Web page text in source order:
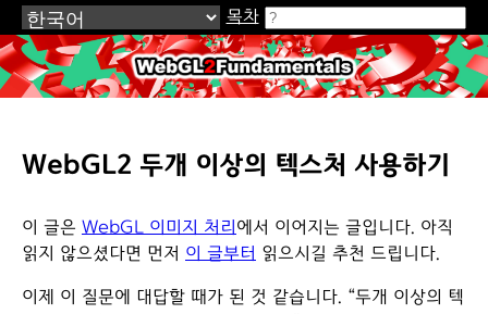
목차
WebGL2Fundamentals.org
WebGL2 두개 이상의 텍스처 사용하기
이 글은 WebGL 이미지 처리 에서 이어지는 글입니다. 아직
읽지 않으셨다면 먼저 이 글부터 읽으시길 추천 드립니다.
이제 이 질문에 대답할 때가 된 것 같습니다. “두개 이상의 텍